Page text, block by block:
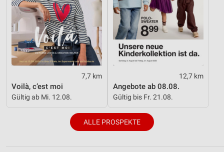
7,7 km
Voilà, c’est moi
Gültig ab Mi. 12.08.
12,7 km
Angebote ab 08.08.
Gültig bis Fr. 21.08.
ALLE PROSPEKTE